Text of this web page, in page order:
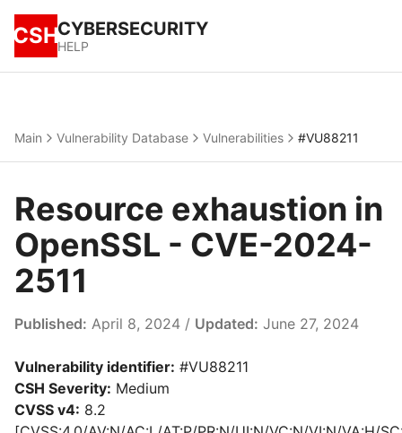
CSHCYBERSECURITY
HELP
Main Vulnerability Database Vulnerabilities #VU88211
Resource exhaustion in
OpenSSL - CVE-2024-
2511
Published: April 8, 2024 / Updated: June 27, 2024
Vulnerability identifier: #VU88211
CSH Severity: Medium
CVSS v4: 8.2